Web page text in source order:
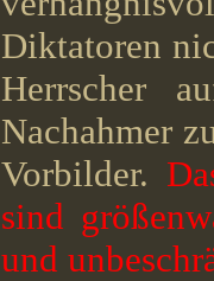
Diktatoren
Herrscher
Nachahmer
Vorbilder.
sind
und